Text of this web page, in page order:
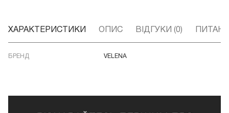
ХАРАКТЕРИСТИКИ ОПИС ВІДГУКИ (0)
БРЕНД VELENA